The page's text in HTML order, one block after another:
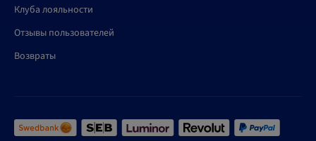
Клуба лояльности
Отзывы пользователей
Возвраты